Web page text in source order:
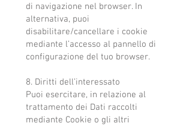
di navigazione nel browser. In
alternativa, puoi
disabilitare/cancellare i cookie
mediante l’accesso al pannello di
configurazione del tuo browser.
8. Diritti dell’interessato
Puoi esercitare, in relazione al
trattamento dei Dati raccolti
mediante Cookie o gli altri